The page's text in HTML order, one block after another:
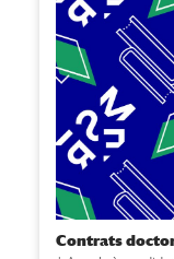
Contrats